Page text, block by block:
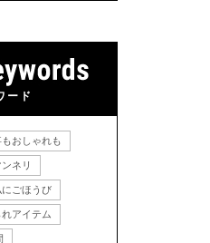
ード
おしゃれも
ネリ
ごほうび
アイテム